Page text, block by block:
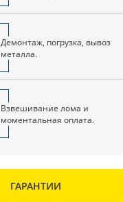
Демонтаж, погрузка, вывоз
металла.
Взвешивание лома и
моментальная оплата.
ГАРАНТИИ